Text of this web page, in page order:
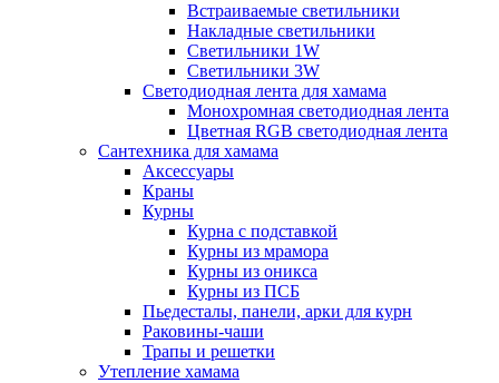
Встраиваемые светильники
Накладные светильники
Светильники 1W
Светильники 3W
Светодиодная лента для хамама
Монохромная светодиодная лента
Цветная RGB светодиодная лента
Сантехника для хамама
Аксессуары
Краны
Курны
Курна с подставкой
Курны из мрамора
Курны из оникса
Курны из ПСБ
Пьедесталы, панели, арки для курн
Раковины-чаши
Трапы и решетки
Утепление хамама